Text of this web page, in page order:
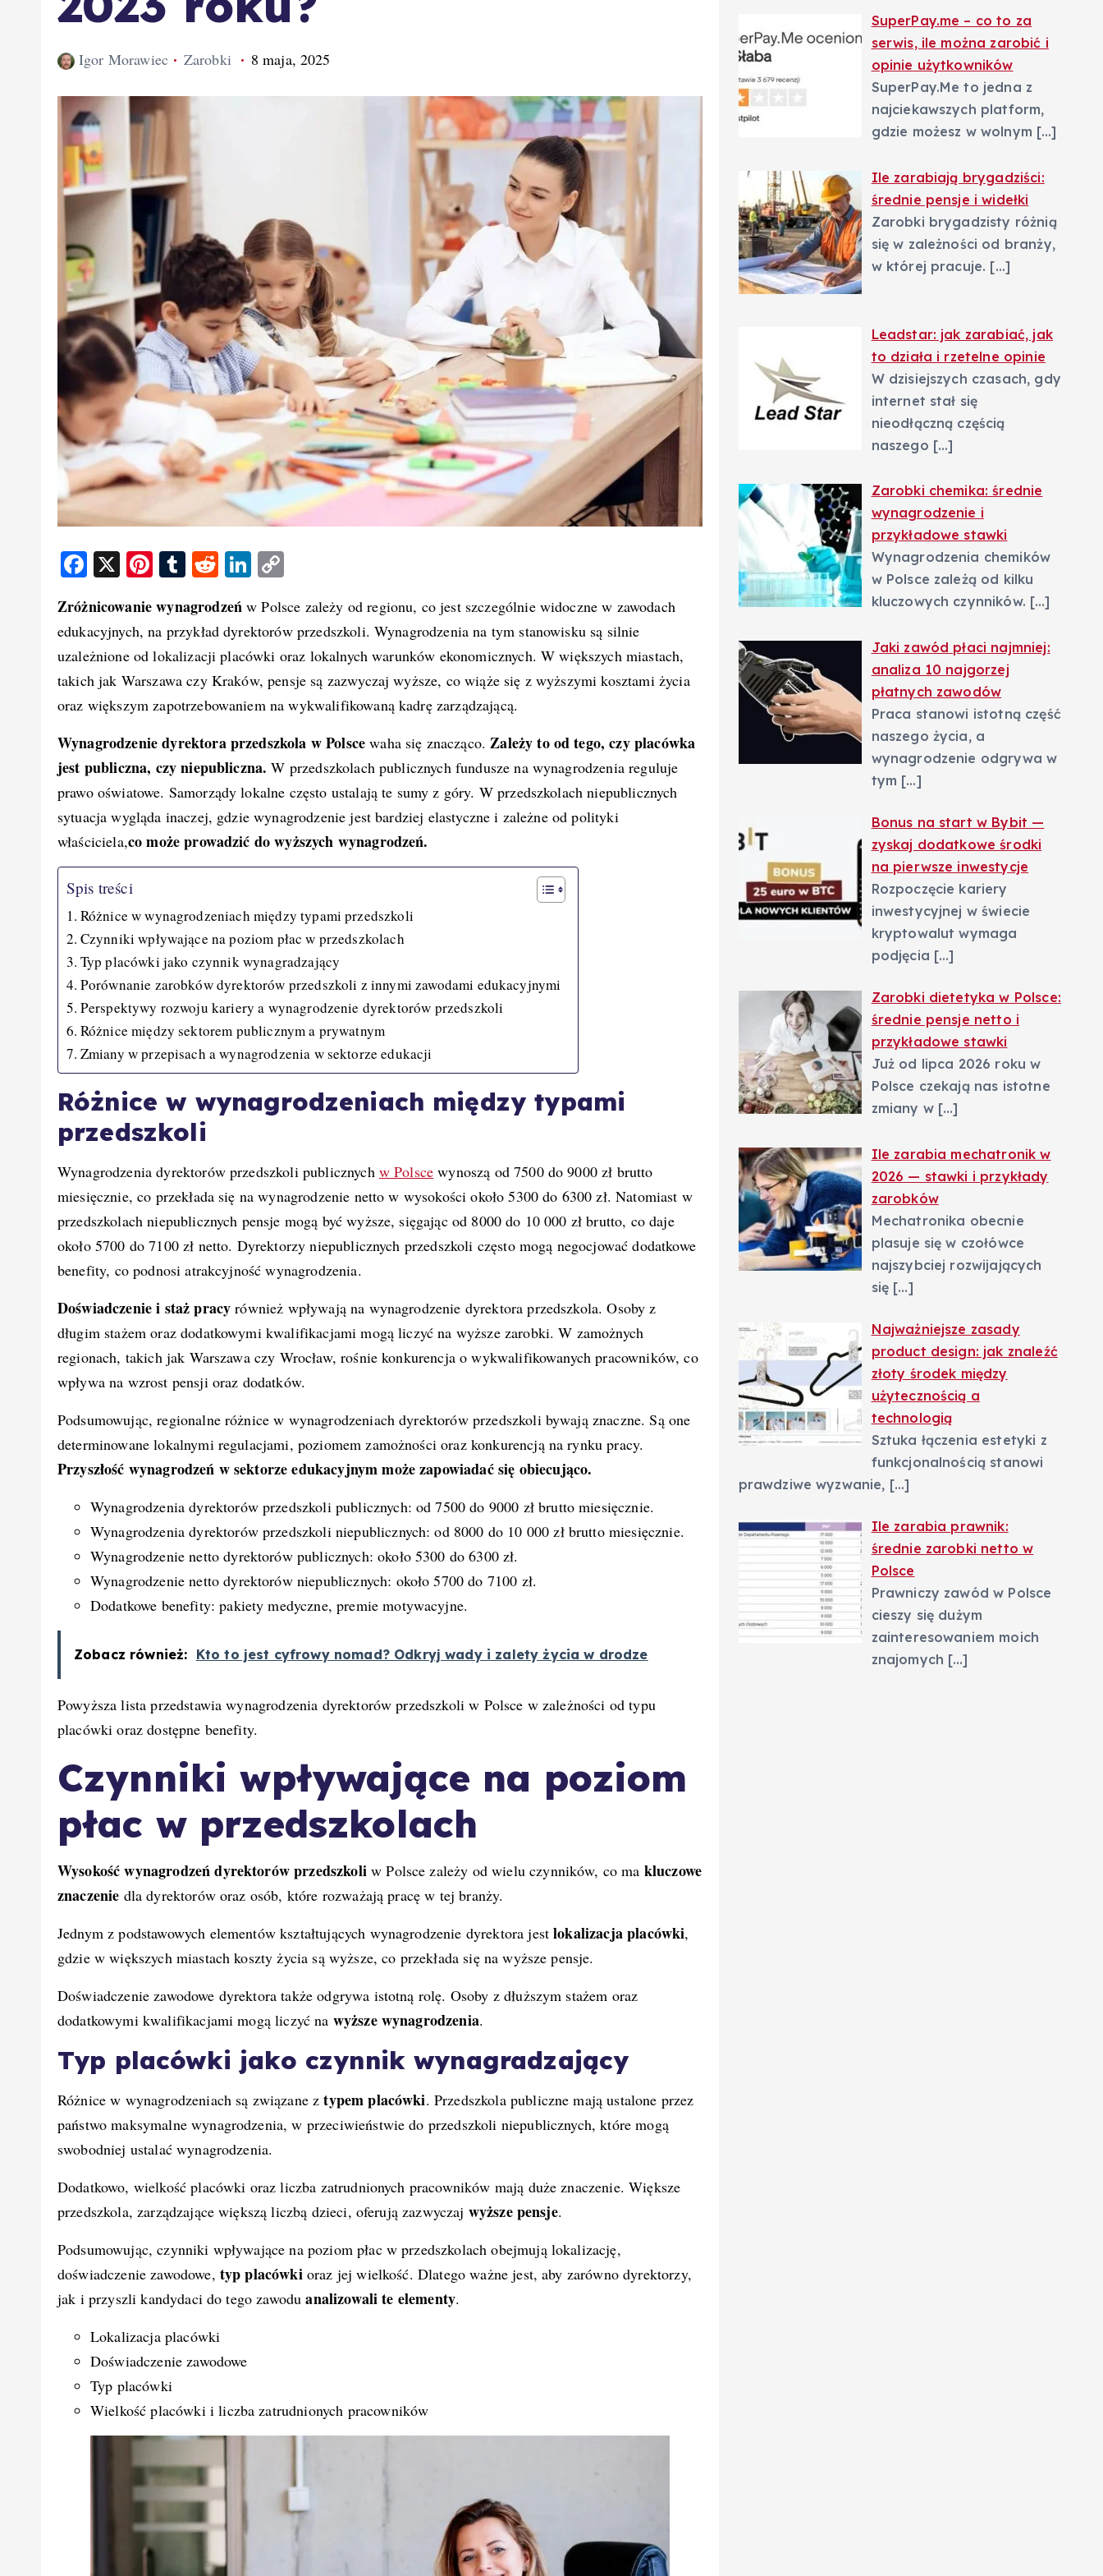
Igor Morawiec Zarobki 8 maja, 2025
F
c
e
b
o
k
X
Pi
er
e
st
T
m
bl
r
R
d
di
t
Li
k
e
d
I
p
y
Li
n
k
Zróżnicowanie wynagrodzeń w Polsce zależy od regionu, co jest szczególnie widoczne w zawodach
edukacyjnych, na przykład dyrektorów przedszkoli. Wynagrodzenia na tym stanowisku są silnie
uzależnione od lokalizacji placówki oraz lokalnych warunków ekonomicznych. W większych miastach,
takich jak Warszawa czy Kraków, pensje są zazwyczaj wyższe, co wiąże się z wyższymi kosztami życia
oraz większym zapotrzebowaniem na wykwalifikowaną kadrę zarządzającą.
Wynagrodzenie dyrektora przedszkola w Polsce waha się znacząco.Zależy to od tego, czy placówka
jest publiczna, czy niepubliczna. W przedszkolach publicznych fundusze na wynagrodzenia reguluje
prawo oświatowe. Samorządy lokalne często ustalają te sumy z góry. W przedszkolach niepublicznych
sytuacja wygląda inaczej, gdzie wynagrodzenie jest bardziej elastyczne i zależne od polityki
właściciela,co może prowadzić do wyższych wynagrodzeń.
Spis treści
Różnice w wynagrodzeniach między typami przedszkoli
Czynniki wpływające na poziom płac w przedszkolach
Typ placówki jako czynnik wynagradzający
Porównanie zarobków dyrektorów przedszkoli z innymi zawodami edukacyjnymi
Perspektywy rozwoju kariery a wynagrodzenie dyrektorów przedszkoli
Różnice między sektorem publicznym a prywatnym
Zmiany w przepisach a wynagrodzenia w sektorze edukacji
Różnice w wynagrodzeniach między typami
przedszkoli
Wynagrodzenia dyrektorów przedszkoli publicznych w Polsce wynoszą od 7500 do 9000 zł brutto
miesięcznie, co przekłada się na wynagrodzenie netto w wysokości około 5300 do 6300 zł. Natomiast w
przedszkolach niepublicznych pensje mogą być wyższe, sięgając od 8000 do 10 000 zł brutto, co daje
około 5700 do 7100 zł netto. Dyrektorzy niepublicznych przedszkoli często mogą negocjować dodatkowe
benefity, co podnosi atrakcyjność wynagrodzenia.
Doświadczenie i staż pracy również wpływają na wynagrodzenie dyrektora przedszkola. Osoby z
długim stażem oraz dodatkowymi kwalifikacjami mogą liczyć na wyższe zarobki. W zamożnych
regionach, takich jak Warszawa czy Wrocław, rośnie konkurencja o wykwalifikowanych pracowników, co
wpływa na wzrost pensji oraz dodatków.
Podsumowując, regionalne różnice w wynagrodzeniach dyrektorów przedszkoli bywają znaczne. Są one
determinowane lokalnymi regulacjami, poziomem zamożności oraz konkurencją na rynku pracy.
Przyszłość wynagrodzeń w sektorze edukacyjnym może zapowiadać się obiecująco.
Wynagrodzenia dyrektorów przedszkoli publicznych: od 7500 do 9000 zł brutto miesięcznie.
Wynagrodzenia dyrektorów przedszkoli niepublicznych: od 8000 do 10 000 zł brutto miesięcznie.
Wynagrodzenie netto dyrektorów publicznych: około 5300 do 6300 zł.
Wynagrodzenie netto dyrektorów niepublicznych: około 5700 do 7100 zł.
Dodatkowe benefity: pakiety medyczne, premie motywacyjne.
Zobacz również: Kto to jest cyfrowy nomad? Odkryj wady i zalety życia w drodze
Powyższa lista przedstawia wynagrodzenia dyrektorów przedszkoli w Polsce w zależności od typu
placówki oraz dostępne benefity.
Czynniki wpływające na poziom
płac w przedszkolach
Wysokość wynagrodzeń dyrektorów przedszkoliw Polsce zależy od wielu czynników, co ma kluczowe
znaczenie dla dyrektorów oraz osób, które rozważają pracę w tej branży.
Jednym z podstawowych elementów kształtujących wynagrodzenie dyrektora jestlokalizacja placówki,
gdzie w większych miastach koszty życia są wyższe, co przekłada się na wyższe pensje.
Doświadczenie zawodowe dyrektora także odgrywa istotną rolę. Osoby z dłuższym stażem oraz
dodatkowymi kwalifikacjami mogą liczyć na wyższe wynagrodzenia.
Typ placówki jako czynnik wynagradzający
Różnice w wynagrodzeniach są związane ztypem placówki. Przedszkola publiczne mają ustalone przez
państwo maksymalne wynagrodzenia, w przeciwieństwie do przedszkoli niepublicznych, które mogą
swobodniej ustalać wynagrodzenia.
Dodatkowo, wielkość placówki oraz liczba zatrudnionych pracowników mają duże znaczenie. Większe
przedszkola, zarządzające większą liczbą dzieci, oferują zazwyczaj wyższe pensje.
Podsumowując, czynniki wpływające na poziom płac w przedszkolach obejmują lokalizację,
doświadczenie zawodowe, typ placówkioraz jej wielkość. Dlatego ważne jest, aby zarówno dyrektorzy,
jak i przyszli kandydaci do tego zawoduanalizowali te elementy.
Lokalizacja placówki
Doświadczenie zawodowe
Typ placówki
Wielkość placówki i liczba zatrudnionych pracowników
SuperPay.me – co to za
serwis, ile można zarobić i
opinie użytkowników
SuperPay.Me to jedna z
najciekawszych platform,
gdzie możesz w wolnym […]
Ile zarabiają brygadziści:
średnie pensje i widełki
Zarobki brygadzisty różnią
się w zależności od branży,
w której pracuje. […]
Leadstar: jak zarabiać, jak
to działa i rzetelne opinie
W dzisiejszych czasach, gdy
internet stał się
nieodłączną częścią
naszego […]
Zarobki chemika: średnie
wynagrodzenie i
przykładowe stawki
Wynagrodzenia chemików
w Polsce zależą od kilku
kluczowych czynników. […]
Jaki zawód płaci najmniej:
analiza 10 najgorzej
płatnych zawodów
Praca stanowi istotną część
naszego życia, a
wynagrodzenie odgrywa w
tym […]
Bonus na start w Bybit —
zyskaj dodatkowe środki
na pierwsze inwestycje
Rozpoczęcie kariery
inwestycyjnej w świecie
kryptowalut wymaga
podjęcia […]
Zarobki dietetyka w Polsce:
średnie pensje netto i
przykładowe stawki
Już od lipca 2026 roku w
Polsce czekają nas istotne
zmiany w […]
Ile zarabia mechatronik w
2026 — stawki i przykłady
zarobków
Mechatronika obecnie
plasuje się w czołówce
najszybciej rozwijających
się […]
Najważniejsze zasady
product design: jak znaleźć
złoty środek między
użytecznością a
technologią
Sztuka łączenia estetyki z
funkcjonalnością stanowi
prawdziwe wyzwanie, […]
Ile zarabia prawnik:
średnie zarobki netto w
Polsce
Prawniczy zawód w Polsce
cieszy się dużym
zainteresowaniem moich
znajomych […]